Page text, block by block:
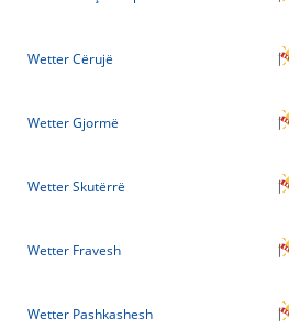
Wetter Cërujë
Wetter Gjormë
Wetter Skutërrë
Wetter Fravesh
Wetter Pashkashesh